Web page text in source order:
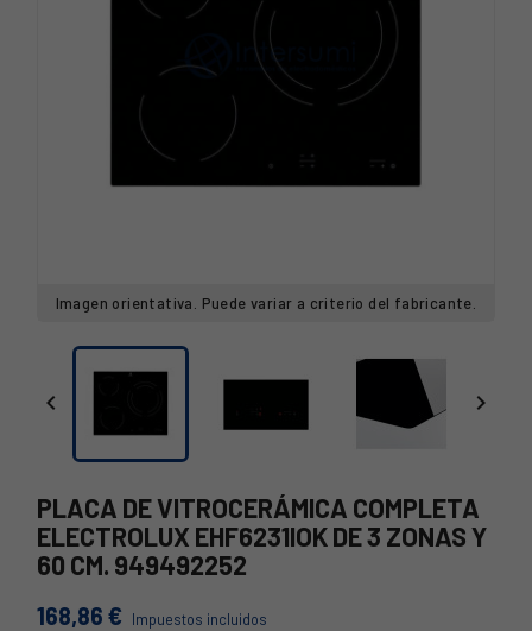
Imagen orientativa. Puede variar a criterio del fabricante.
 
PLACA DE VITROCERÁMICA COMPLETA
ELECTROLUX EHF6231IOK DE 3 ZONAS Y
60 CM. 949492252
168,86 € Impuestos incluidos